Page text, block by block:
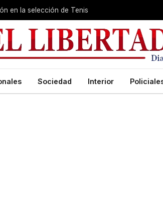
en la selección de Tenis
Sociedad Interior